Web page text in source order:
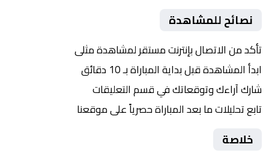
نصائح للمشاهدة
تأكد من الاتصال بإنترنت مستقر لمشاهدة مثلى
ابدأ المشاهدة قبل بداية المباراة بـ 10 دقائق
شارك آراءك وتوقعاتك في قسم التعليقات
تابع تحليلات ما بعد المباراة حصرياً على موقعنا
خلاصة